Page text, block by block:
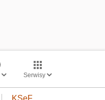
Serwisy
KSeF